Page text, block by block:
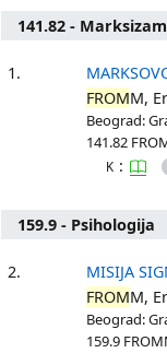
141.82 -
1.
FROMM,
Beograd:
141.82
K :
159.9 - Psihologija
2.
MISIJA
FROMM,
Beograd:
159.9